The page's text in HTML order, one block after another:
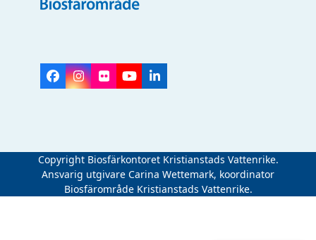
Facebook
Instagram
FlickrYouTubeLinkedIn
Copyright Biosfärkontoret Kristianstads Vattenrike.
Ansvarig utgivare Carina Wettemark, koordinator
Biosfärområde Kristianstads Vattenrike.